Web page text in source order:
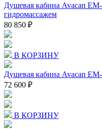
Душевая кабина Avacan
гидромассажем
80 850 ₽
В КОРЗИНУ
Душевая кабина Avacan
72 600 ₽
В КОРЗИНУ